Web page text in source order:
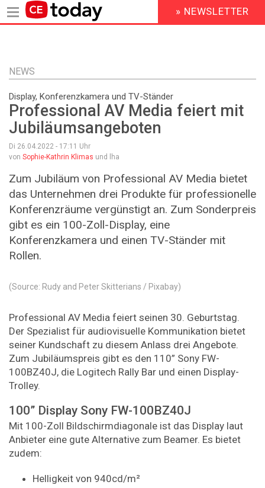
Inhalt
HEADER
MENU
» NEWSLETTER
NEWS
Display, Konferenzkamera und TV-Ständer
Professional AV Media feiert mit
Jubiläumsangeboten
Di 26.04.2022 - 17:11 Uhr
von Sophie-Kathrin Klimas und lha
Zum Jubiläum von Professional AV Media bietet
das Unternehmen drei Produkte für professionelle
Konferenzräume vergünstigt an. Zum Sonderpreis
gibt es ein 100-Zoll-Display, eine
Konferenzkamera und einen TV-Ständer mit
Rollen.
(Source: Rudy and Peter Skitterians / Pixabay)
Professional AV Media feiert seinen 30. Geburtstag.
Der Spezialist für audiovisuelle Kommunikation bietet
seiner Kundschaft zu diesem Anlass drei Angebote.
Zum Jubiläumspreis gibt es den 110” Sony FW-
100BZ40J, die Logitech Rally Bar und einen Display-
Trolley.
100” Display Sony FW-100BZ40J
Mit 100-Zoll Bildschirmdiagonale ist das Display laut
Anbieter eine gute Alternative zum Beamer. Es bietet
zudem:
Helligkeit von 940cd/m²